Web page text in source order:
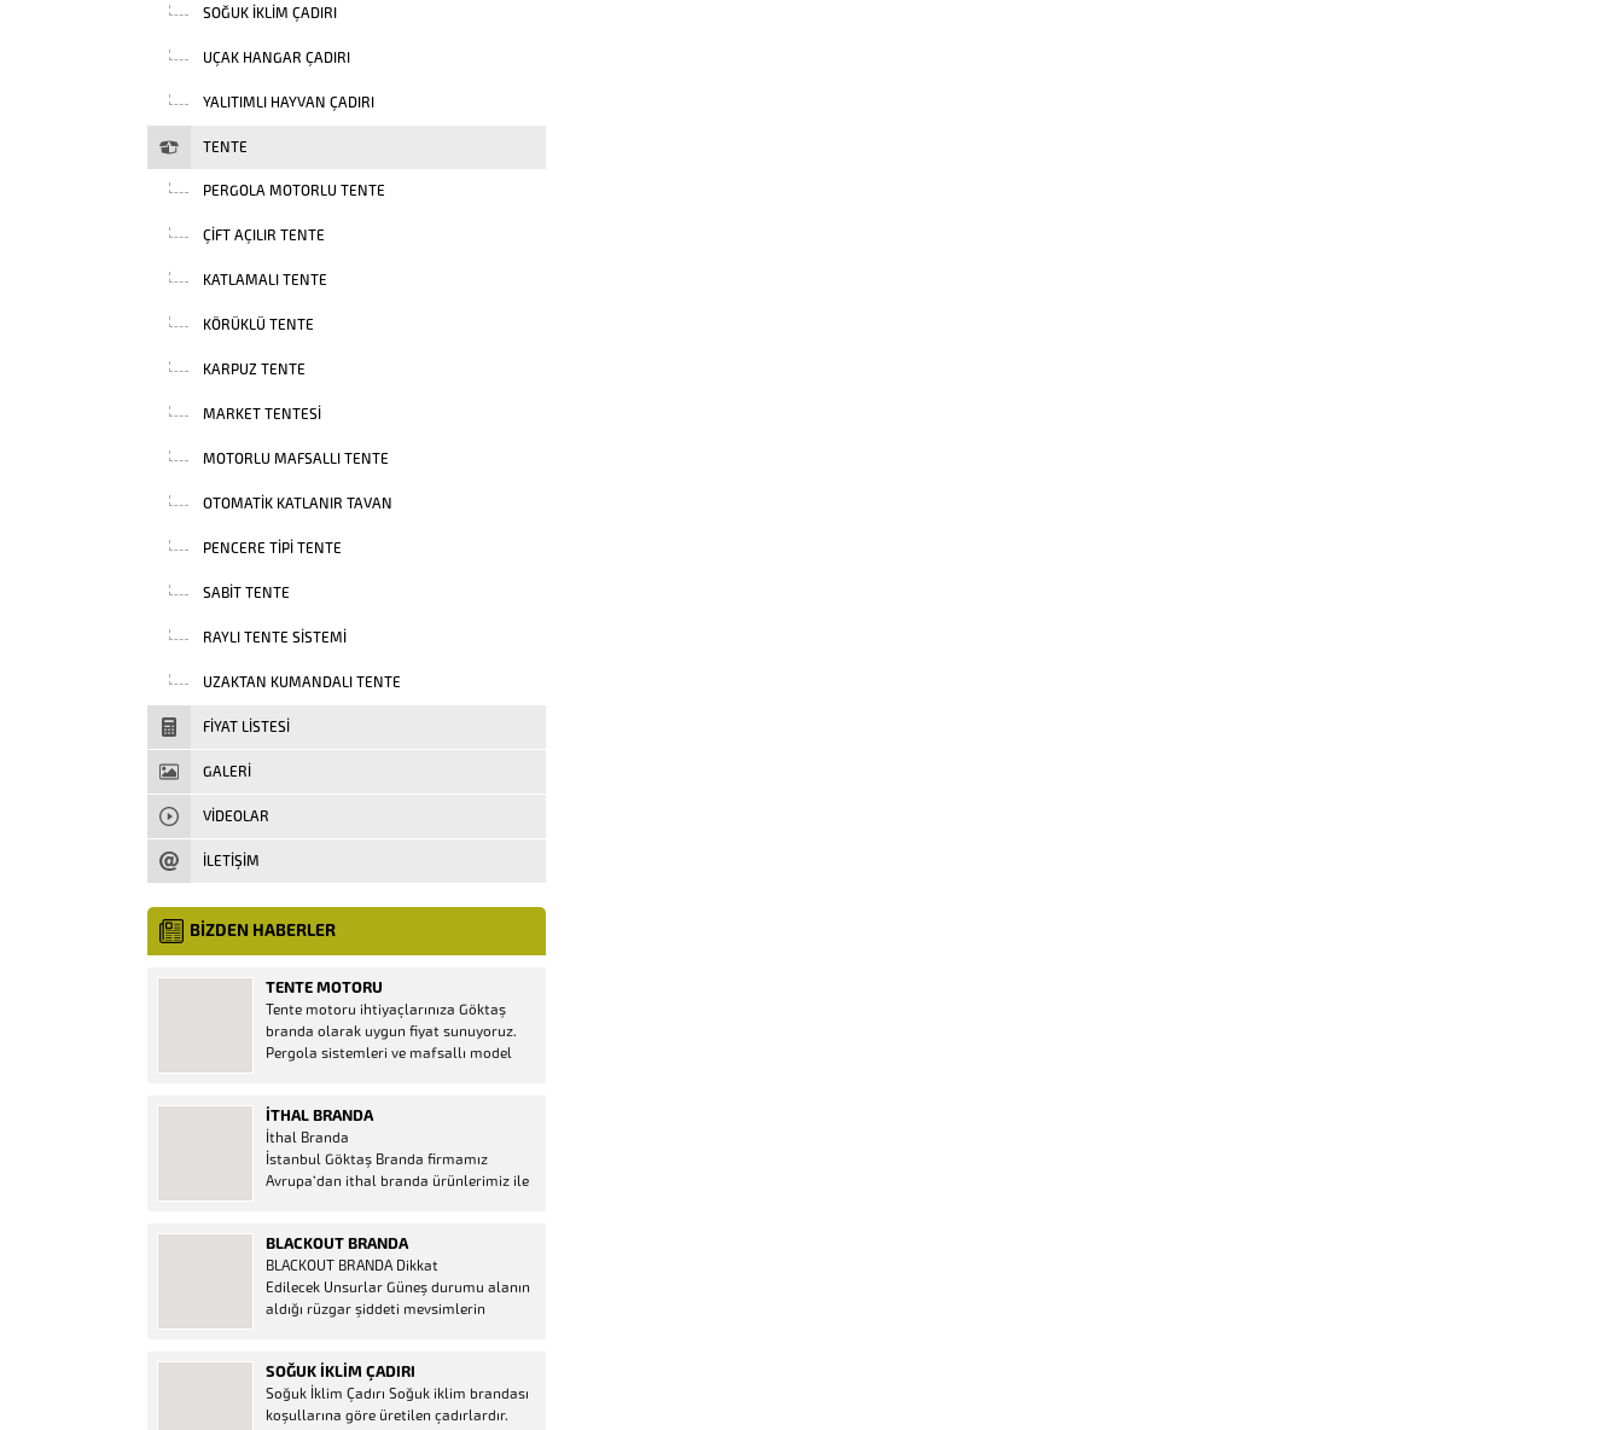
SOĞUK İKLIM ÇADIRI
UÇAK HANGAR ÇADIRI
YALITIMLI HAYVAN ÇADIRI
TENTE
PERGOLA MOTORLU TENTE
ÇIFT AÇILIR TENTE
KATLAMALI TENTE
KÖRÜKLÜ TENTE
KARPUZ TENTE
MARKET TENTESI
MOTORLU MAFSALLI TENTE
OTOMATIK KATLANIR TAVAN
PENCERE TIPI TENTE
SABIT TENTE
RAYLI TENTE SISTEMI
UZAKTAN KUMANDALI TENTE
FIYAT LISTESI
GALERİ
VIDEOLAR
İLETİŞİM
BİZDEN HABERLER
TENTE MOTORU
Tente motoru ihtiyaçlarınıza Göktaş
branda olarak uygun fiyat sunuyoruz.
Pergola sistemleri ve mafsallı model
mevcuttur. Kumanda ve diğer aparatlar
firmamızda mevcuttur.
İTHAL BRANDA
İthal Branda
İstanbul Göktaş Branda firmamız
Avrupa’dan ithal branda ürünlerimiz ile
Ürün Al dükkanı ürünleri peşin fiyatına
bol taksitle Göktaş Branda Çeşitleri
Adresinde, 1.kalite ithal ürün ne demek
Brandacı sektöründe faaliyet gösteren,
BLACKOUT BRANDA
BLACKOUT BRANDA Dikkat
Edilecek Unsurlar Güneş durumu alanın
aldığı rüzgar şiddeti mevsimlerin
düşünmeniz gereken bir kaç faktörden
biridir. Türkiye’nin lider Branda markası
Göktaş Branda, Hazine ve Maliye Bakanı
SOĞUK İKLIM ÇADIRI
Soğuk İklim Çadırı Soğuk iklim brandası
koşullarına göre üretilen çadırlardır.